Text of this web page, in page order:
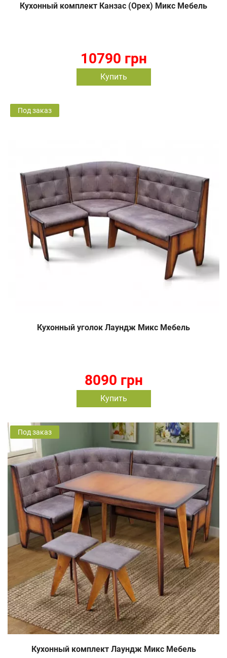
Кухонный комплект Канзас (Орех) Микс Мебель
10790 грн
Купить
Под заказ
Кухонный уголок Лаундж Микс Мебель
8090 грн
Купить
Под заказ
Кухонный комплект Лаундж Микс Мебель